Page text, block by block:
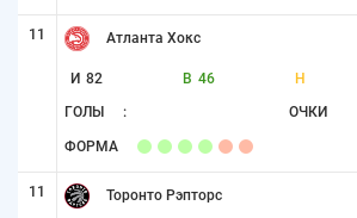
11 Атланта Хокс
И 82 В 46 Н
ГОЛЫ : ОЧКИ
ФОРМА
11 Торонто Рэпторс